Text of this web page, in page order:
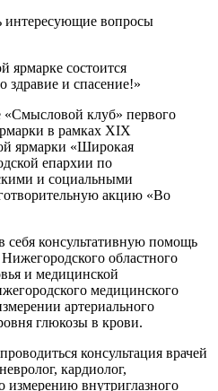
интересующие вопросы
ярмарке состоится
здравие и спасение!»
«Смысловой клуб» первого
в рамках XIX
ярмарки «Широкая
епархии по
и социальными
акцию «Во
консультативную помощь
областного
и медицинской
медицинского
артериального
глюкозы в крови.
консультация врачей
кардиолог,
измерению внутриглазного